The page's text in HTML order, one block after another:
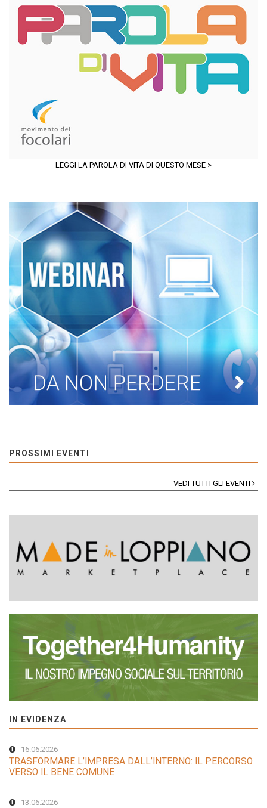
LEGGI LA PAROLA DI VITA DI QUESTO MESE >
PROSSIMI EVENTI
VEDI TUTTI GLI EVENTI
IN EVIDENZA
16.06.2026
TRASFORMARE L’IMPRESA DALL’INTERNO: IL PERCORSO
VERSO IL BENE COMUNE
13.06.2026